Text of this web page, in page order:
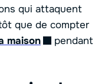
qui attaquent
que de compter
maison
pendant